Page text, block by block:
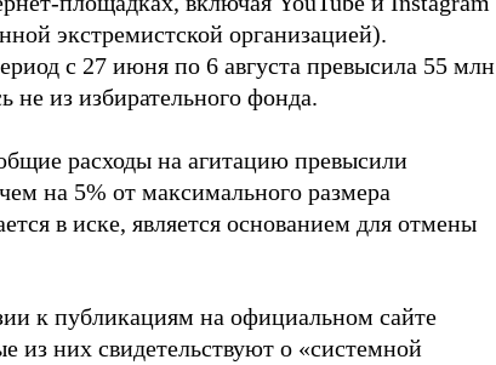
экстремистской организацией).
с 27 июня по 6 августа превысила 55 млн
не из избирательного фонда.
расходы на агитацию превысили
на 5% от максимального размера
в иске, является основанием для отмены
к публикациям на официальном сайте
из них свидетельствуют о «системной